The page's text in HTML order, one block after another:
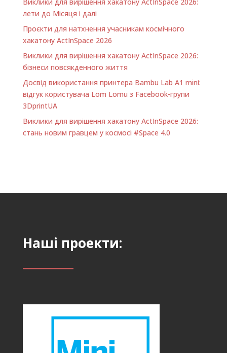
лети до Місяця і далі
Проєкти для натхнення учасникам космічного
хакатону ActInSpace 2026
Виклики для вирішення хакатону ActInSpace 2026:
бізнеси повсякденного життя
Досвід використання принтера Bambu Lab A1 minі:
відгук користувача Lom Lomu з Facebook-групи
3DprintUA
Виклики для вирішення хакатону ActInSpace 2026:
стань новим гравцем у космосі #Space 4.0
Наші проекти: